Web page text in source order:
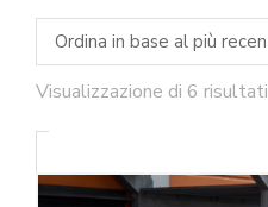
Visualizzazione di 6 risultati